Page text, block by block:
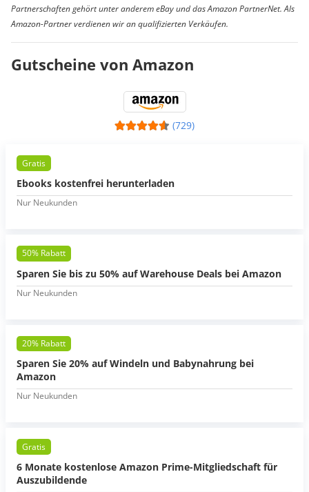
Partnerschaften gehört unter anderem eBay und das Amazon PartnerNet. Als
Amazon-Partner verdienen wir an qualifizierten Verkäufen.
Gutscheine von Amazon
(729)
Gratis
Ebooks kostenfrei herunterladen
Nur Neukunden
50% Rabatt
Sparen Sie bis zu 50% auf Warehouse Deals bei Amazon
Nur Neukunden
20% Rabatt
Sparen Sie 20% auf Windeln und Babynahrung bei
Amazon
Nur Neukunden
Gratis
6 Monate kostenlose Amazon Prime-Mitgliedschaft für
Auszubildende